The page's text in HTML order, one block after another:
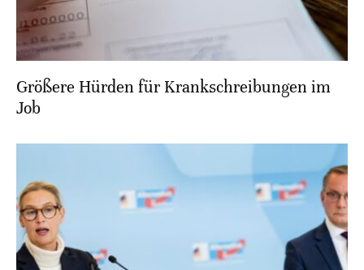
Größere Hürden für Krankschreibungen im
Job